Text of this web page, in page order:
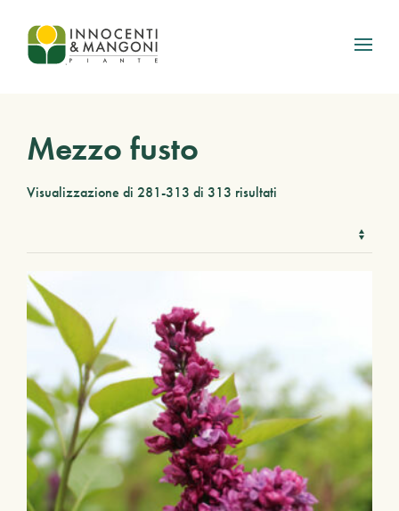
Skip to main content
Mezzo fusto
Visualizzazione di 281-313 di 313 risultati